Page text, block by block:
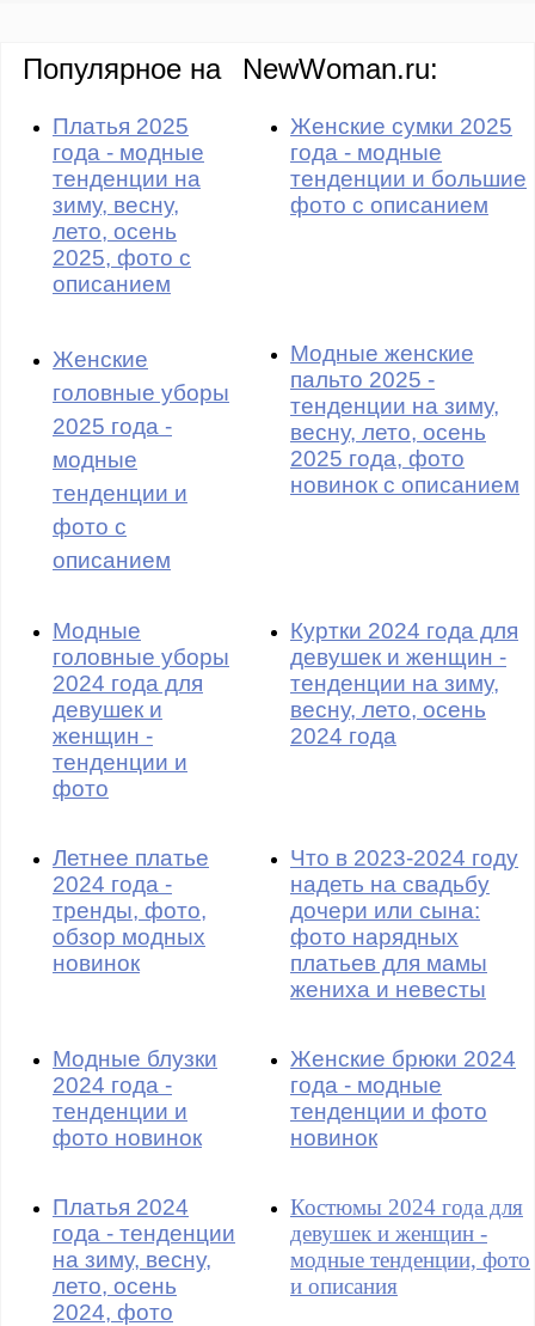
Популярное на NewWoman.ru:
Платья 2025
года - модные
тенденции на
зиму, весну,
лето, осень
2025, фото с
описанием
Женские сумки 2025
года - модные
тенденции и большие
фото с описанием
Женские
головные уборы
2025 года -
модные
тенденции и
фото с
описанием
Модные женские
пальто 2025 -
тенденции на зиму,
весну, лето, осень
2025 года, фото
новинок с описанием
Модные
головные уборы
2024 года для
девушек и
женщин -
тенденции и
фото
Куртки 2024 года для
девушек и женщин -
тенденции на зиму,
весну, лето, осень
2024 года
Летнее платье
2024 года -
тренды, фото,
обзор модных
новинок
Что в 2023-2024 году
надеть на свадьбу
дочери или сына:
фото нарядных
платьев для мамы
жениха и невесты
Модные блузки
2024 года -
тенденции и
фото новинок
Женские брюки 2024
года - модные
тенденции и фото
новинок
Платья 2024
года - тенденции
на зиму, весну,
лето, осень
2024, фото
Костюмы 2024 года для
девушек и женщин -
модные тенденции, фото
и описания